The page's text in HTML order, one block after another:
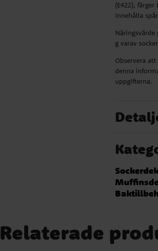
(E422),
innehålla
Näringsvärde
g varav
Observera
denna
uppgifterna.
Relaterade